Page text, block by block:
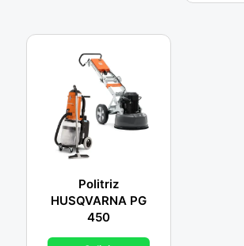
Politriz
HUSQVARNA PG
450